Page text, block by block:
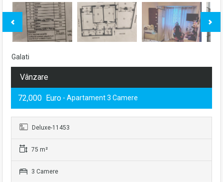
Galati
Vânzare
72,000 Euro - Apartament 3 Camere
Deluxe-11453
75 m²
3 Camere